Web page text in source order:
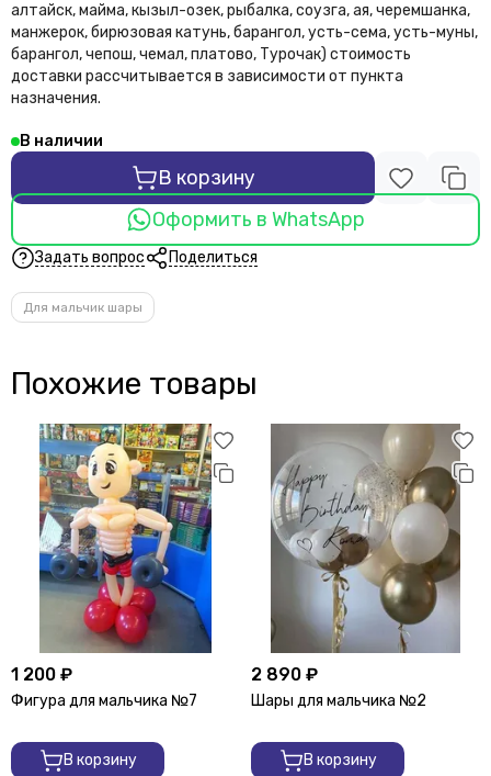
алтайск, майма, кызыл-озек, рыбалка, соузга, ая, черемшанка,
манжерок, бирюзовая катунь, барангол, усть-сема, усть-муны,
барангол, чепош, чемал, платово, Турочак) стоимость
доставки рассчитывается в зависимости от пункта
назначения.
В наличии
В корзину
Оформить в WhatsApp
Задать вопрос Поделиться
Для мальчик шары
Похожие товары
1 200 ₽
Фигура для мальчика №7
В корзину
2 890 ₽
Шары для мальчика №2
В корзину